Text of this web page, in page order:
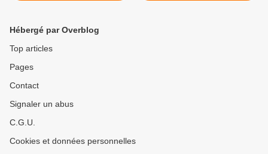
Hébergé par Overblog
Top articles
Pages
Contact
Signaler un abus
C.G.U.
Cookies et données personnelles